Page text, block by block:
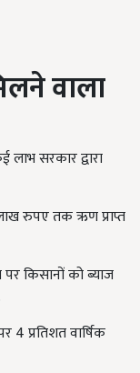
वाला
सरकार द्वारा
रुपए तक ऋण प्राप्त
किसानों को ब्याज
प्रतिशत वार्षिक